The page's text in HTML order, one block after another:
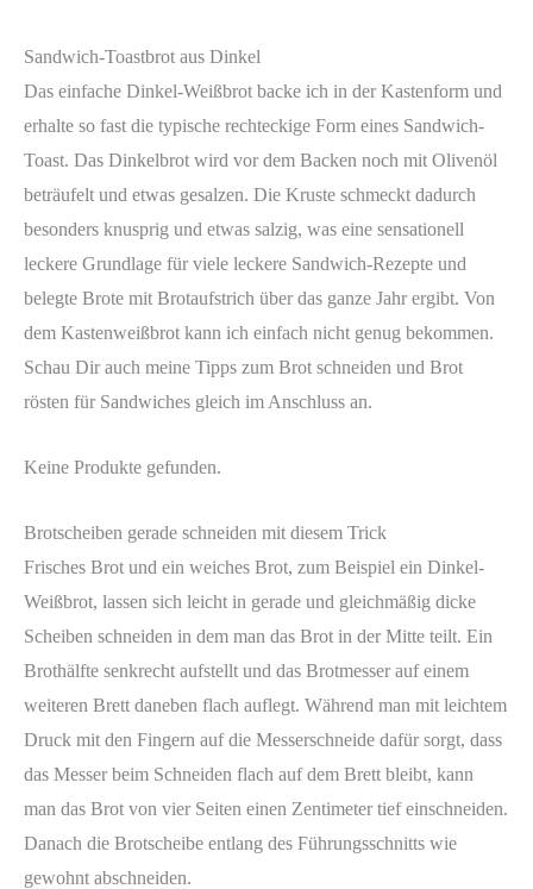
Sandwich-Toastbrot aus Dinkel
Das einfache Dinkel-Weißbrot backe ich in der Kastenform und
erhalte so fast die typische rechteckige Form eines Sandwich-
Toast. Das Dinkelbrot wird vor dem Backen noch mit Olivenöl
beträufelt und etwas gesalzen. Die Kruste schmeckt dadurch
besonders knusprig und etwas salzig, was eine sensationell
leckere Grundlage für viele leckere Sandwich-Rezepte und
belegte Brote mit Brotaufstrich über das ganze Jahr ergibt. Von
dem Kastenweißbrot kann ich einfach nicht genug bekommen.
Schau Dir auch meine Tipps zum Brot schneiden und Brot
rösten für Sandwiches gleich im Anschluss an.
Keine Produkte gefunden.
Brotscheiben gerade schneiden mit diesem Trick
Frisches Brot und ein weiches Brot, zum Beispiel ein Dinkel-
Weißbrot, lassen sich leicht in gerade und gleichmäßig dicke
Scheiben schneiden in dem man das Brot in der Mitte teilt. Ein
Brothälfte senkrecht aufstellt und das Brotmesser auf einem
weiteren Brett daneben flach auflegt. Während man mit leichtem
Druck mit den Fingern auf die Messerschneide dafür sorgt, dass
das Messer beim Schneiden flach auf dem Brett bleibt, kann
man das Brot von vier Seiten einen Zentimeter tief einschneiden.
Danach die Brotscheibe entlang des Führungsschnitts wie
gewohnt abschneiden.